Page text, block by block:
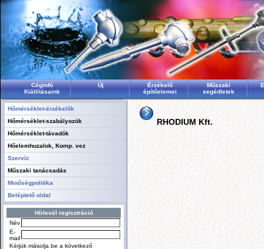
Céginfó
Kiállításaink
Új
Érzékelő
építőelemei
Műszaki
segédletek
Hőmérséklet-érzékelők
Hőmérséklet-szabályozók
Hőmérséklet-távadók
Hőelemhuzalok, Komp. vez
Szervíz
Műszaki tanácsadás
Minőségpolitika
Beléptető oldal
Hírlevél regisztráció
Név
E-
mail
Kérjük másolja be a következő
RHODIUM Kft.